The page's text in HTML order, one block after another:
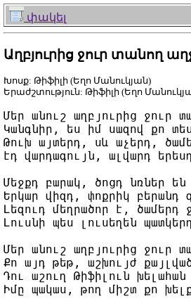
փակել
Աղբյուրից ջուր տանող
Խոսք: Թիֆիլի (Եղո Մանուկյան)
Երաժշտություն: Թիֆիլի (Եղո
Մեր անուշ աղբյուրից ջուր
Կանգնիր, ես իմ սազով քո
Թուխ այտերդ, սև աչերդ,
էդ վարդագույն, ալվարդ
Մեջքդ բարակ, ծոցդ նռներ են
Երկար վիզդ, փոքրիկ բերանդ
Լեզուդ մեղրածոր է, ծամերդ
Լուսնի պես լուսեղեն
Մեր անուշ աղբյուրից ջուր
Քո այդ թեթ, աշխույժ
Դու աշուղ Թիֆիլուն խելահան